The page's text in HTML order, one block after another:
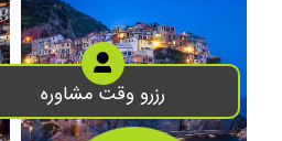
رزرو وقت مشاوره